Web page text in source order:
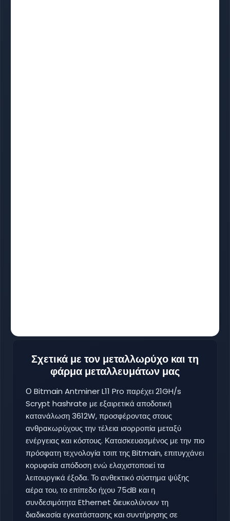
Σχετικά με τον μεταλλωρύχο και τη
φάρμα μεταλλευμάτων μας
Ο Bitmain Antminer L11 Pro παρέχει 21GH/s
Scrypt hashrate με εξαιρετικά αποδοτική
κατανάλωση 3612W, προσφέροντας στους
ανθρακωρύχους την τέλεια ισορροπία μεταξύ
ενέργειας και κόστους. Κατασκευασμένος με την πιο
πρόσφατη τεχνολογία τσιπ της Bitmain, επιτυγχάνει
κορυφαία απόδοση ενώ ελαχιστοποιεί τα
λειτουργικά έξοδα. Το ανθεκτικό σύστημα ψύξης
αέρα του, το επίπεδο ήχου 75dB και η
συνδεσιμότητα Ethernet διευκολύνουν τη
διαδικασία εγκατάστασης και συντήρησης σε